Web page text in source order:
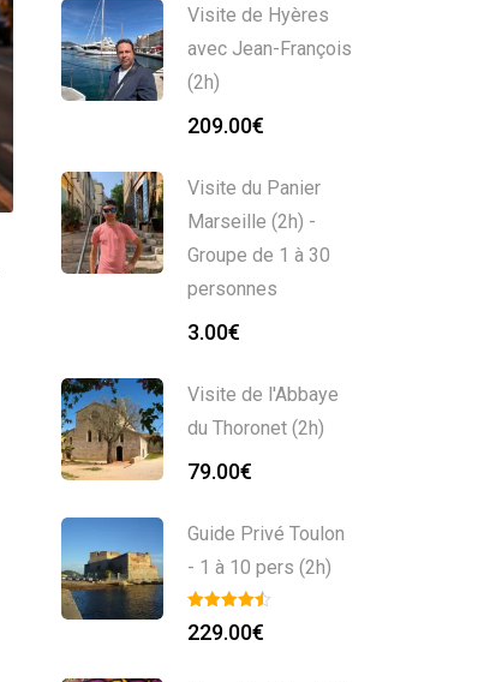
Visite de Hyères
avec Jean-François
(2h)
209.00€
Visite du Panier
Marseille (2h) -
Groupe de 1 à 30
personnes
3.00€
Visite de l'Abbaye
du Thoronet (2h)
79.00€
Guide Privé Toulon
- 1 à 10 pers (2h)
229.00€